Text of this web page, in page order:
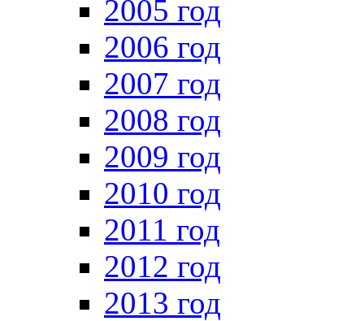
2005 год
2006 год
2007 год
2008 год
2009 год
2010 год
2011 год
2012 год
2013 год